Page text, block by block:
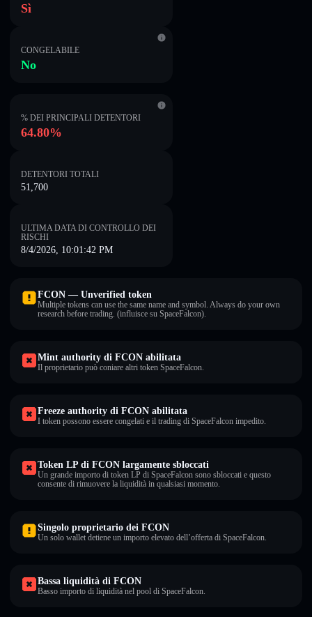
Sì
CONGELABILE
No
% DEI PRINCIPALI DETENTORI
64.80%
DETENTORI TOTALI
51,700
ULTIMA DATA DI CONTROLLO DEI
RISCHI
8/4/2026, 10:01:42 PM
FCON — Unverified token
Multiple tokens can use the same name and symbol. Always do your own
research before trading. (influisce su SpaceFalcon).
Mint authority di FCON abilitata
Il proprietario può coniare altri token SpaceFalcon.
Freeze authority di FCON abilitata
I token possono essere congelati e il trading di SpaceFalcon impedito.
Token LP di FCON largamente sbloccati
Un grande importo di token LP di SpaceFalcon sono sbloccati e questo
consente di rimuovere la liquidità in qualsiasi momento.
Singolo proprietario dei FCON
Un solo wallet detiene un importo elevato dell’offerta di SpaceFalcon.
Bassa liquidità di FCON
Basso importo di liquidità nel pool di SpaceFalcon.